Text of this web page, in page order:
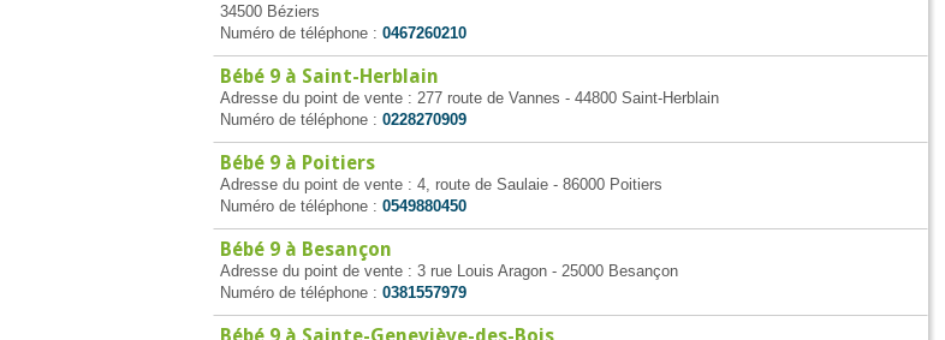
34500 Béziers
Numéro de téléphone : 0467260210
Bébé 9 à Saint-Herblain
Adresse du point de vente : 277 route de Vannes - 44800 Saint-Herblain
Numéro de téléphone : 0228270909
Bébé 9 à Poitiers
Adresse du point de vente : 4, route de Saulaie - 86000 Poitiers
Numéro de téléphone : 0549880450
Bébé 9 à Besançon
Adresse du point de vente : 3 rue Louis Aragon - 25000 Besançon
Numéro de téléphone : 0381557979